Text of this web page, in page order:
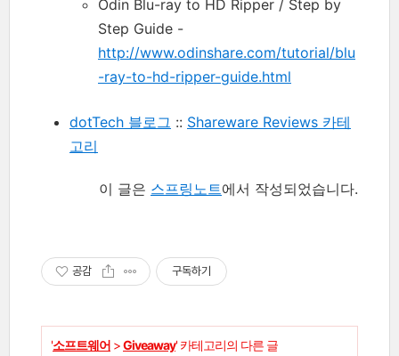
Odin Blu-ray to HD Ripper / Step by
Step Guide -
http://www.odinshare.com/tutorial/blu
-ray-to-hd-ripper-guide.html
dotTech 블로그 :: Shareware Reviews 카테
고리
이 글은 스프링노트에서 작성되었습니다.
공감 구독하기
'소프트웨어 >Giveaway' 카테고리의 다른 글